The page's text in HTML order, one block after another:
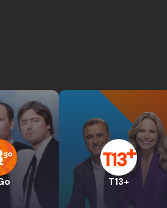
T13+